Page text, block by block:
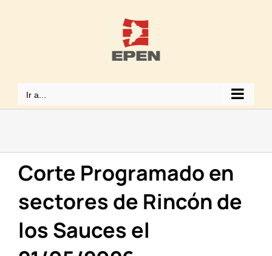
Ir a...
Corte Programado en
sectores de Rincón de
los Sauces el